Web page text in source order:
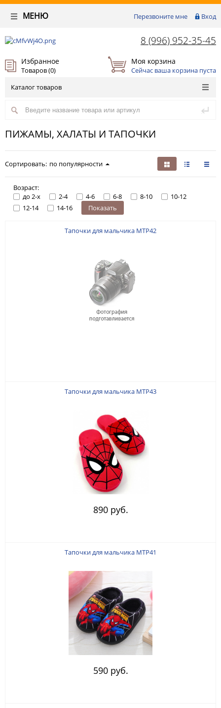
Перезвоните мне Вход
МЕНЮ
8 (996) 952-35-45
Избранное
Товаров (0)
Моя корзина
Сейчас ваша корзина пуста
Каталог товаров
ПИЖАМЫ, ХАЛАТЫ И ТАПОЧКИ
Сортировать: по популярности
Возраст:
до 2-х
2-4 4-6 6-8 8-10
10-12
12-14
14-16 Показать
Тапочки для мальчика MTP42
Тапочки для мальчика MTP43
890 руб.
Тапочки для мальчика MTP41
590 руб.